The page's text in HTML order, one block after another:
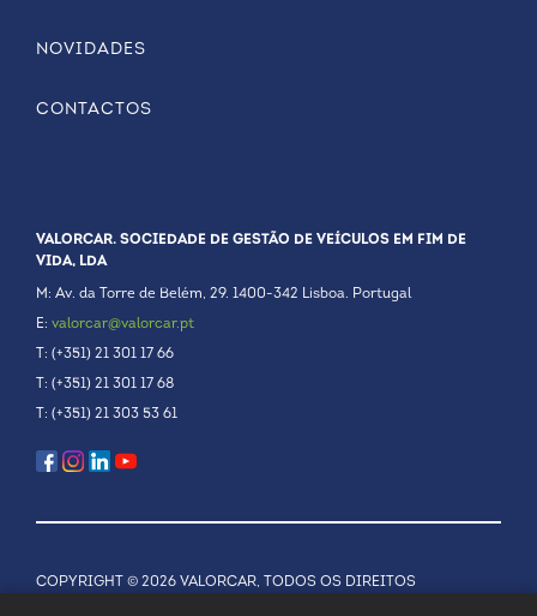
NOVIDADES
CONTACTOS
VALORCAR. SOCIEDADE DE GESTÃO DE VEÍCULOS EM FIM DE
VIDA, LDA
M: Av. da Torre de Belém, 29. 1400-342 Lisboa. Portugal
E: valorcar@valorcar.pt
T: (+351) 21 301 17 66
T: (+351) 21 301 17 68
T: (+351) 21 303 53 61
COPYRIGHT © 2026 VALORCAR, TODOS OS DIREITOS